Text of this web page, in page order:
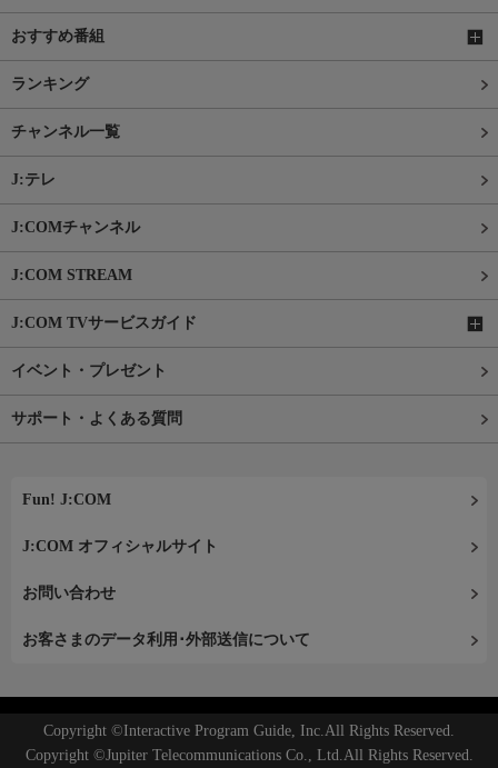
おすすめ番組
ランキング
チャンネル一覧
J:テレ
J:COMチャンネル
J:COM STREAM
J:COM TVサービスガイド
イベント・プレゼント
サポート・よくある質問
Fun! J:COM
J:COM オフィシャルサイト
お問い合わせ
お客さまのデータ利用･外部送信について
Copyright ©Interactive Program Guide, Inc.All Rights Reserved.
Copyright ©Jupiter Telecommunications Co., Ltd.All Rights Reserved.